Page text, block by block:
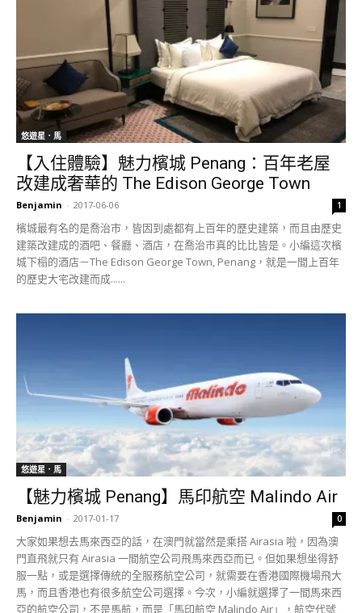
悠遊星．馬
【入住體驗】魅力檳城 Penang：百年老屋
改建成奢華的 The Edison George Town
Benjamin - 2017-06-06 1
檳城最有名的是喬治市，皆因到處都有上百年的歷史建築，而且由歷史
建築改建成的酒吧、餐廳、酒店，在喬治市真的比比皆是。小編這次檳
城下榻的酒店－The Edison George Town, Penang，就是一間上百年
的歷史大宅改建而成......
悠遊星．馬
【魅力檳城 Penang】馬印航空 Malindo Air
Benjamin - 2017-01-17 0
大家如果想去馬來西亞的話，在澳門就當然是乘搭 Airasia 啦，因為澳
門直飛就只有 Airasia 一間航空公司飛馬來西亞而已。但如果想坐得舒
服一點，或是選擇傳統的全服務航空公司，就需要在香港國際機場飛大
馬，而且香港也有很多航空公司選擇。今次，小編就選擇了一間馬來西
亞的航空公司，不是馬航，而是「馬印航空 Malindo Air」，航空代號